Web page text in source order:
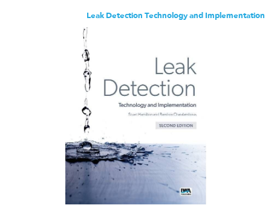
Leak Detection Technology and Implementation